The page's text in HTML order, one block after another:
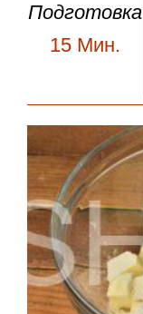
Подготовка
15 Мин.